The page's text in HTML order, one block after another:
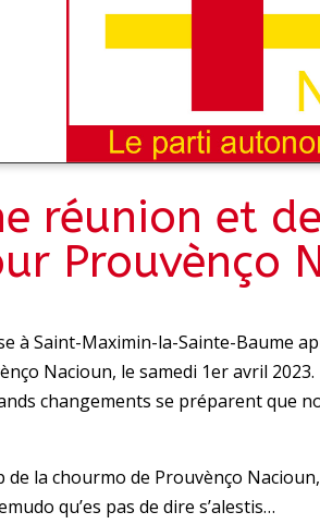
réunion et
Prouvènço
à Saint-Maximin-la-Sainte-Baume
Nacioun, le samedi 1er avril 2023.
changements se préparent que
de la chourmo de Prouvènço
qu’es pas de dire s’alestis…